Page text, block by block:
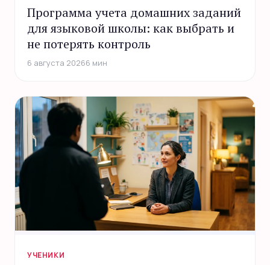
Программа учета домашних заданий
для языковой школы: как выбрать и
не потерять контроль
6 августа 20266 мин
УЧЕНИКИ